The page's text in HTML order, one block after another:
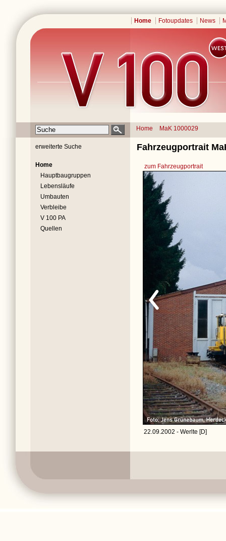
Home Fotoupdates News
Home MaK 1000029
erweiterte Suche
Home
Hauptbaugruppen
Lebensläufe
Umbauten
Verbleibe
V 100 PA
Quellen
Fahrzeugportrait
zum Fahrzeugportrait
22.09.2002 - Werlte [D]